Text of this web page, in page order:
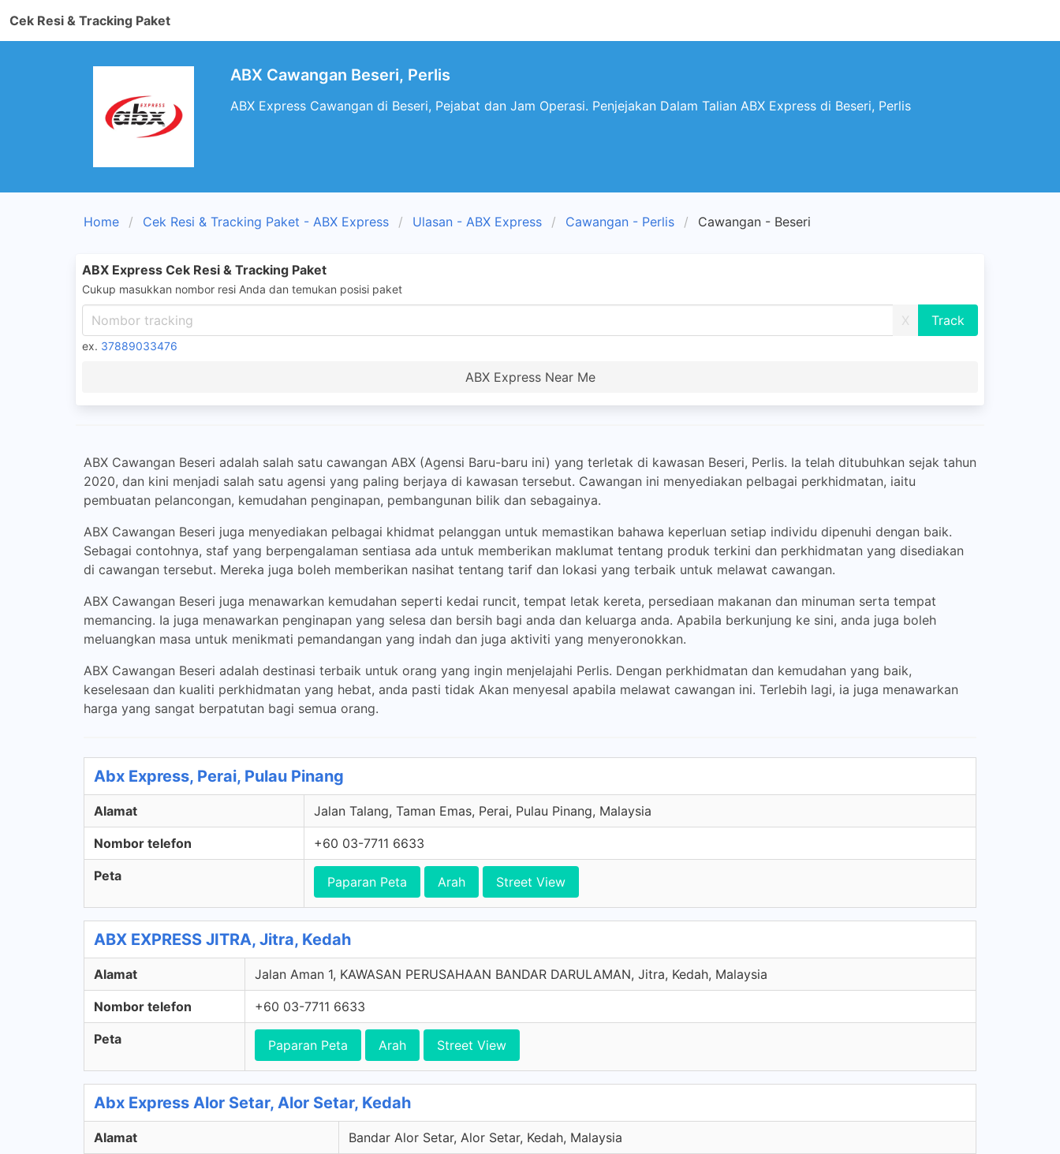
Cek Resi & Tracking Paket
ABX Cawangan Beseri, Perlis
ABX Express Cawangan di Beseri, Pejabat dan Jam Operasi. Penjejakan Dalam Talian ABX Express di Beseri, Perlis
Home Cek Resi & Tracking Paket - ABX Express Ulasan - ABX Express Cawangan - Perlis Cawangan - Beseri
ABX Express Cek Resi & Tracking Paket
Cukup masukkan nombor resi Anda dan temukan posisi paket
X
ex. 37889033476
ABX Express Near Me
ABX Cawangan Beseri adalah salah satu cawangan ABX (Agensi Baru-baru ini) yang terletak di kawasan Beseri, Perlis. Ia telah ditubuhkan sejak tahun
2020, dan kini menjadi salah satu agensi yang paling berjaya di kawasan tersebut. Cawangan ini menyediakan pelbagai perkhidmatan, iaitu
pembuatan pelancongan, kemudahan penginapan, pembangunan bilik dan sebagainya.
ABX Cawangan Beseri juga menyediakan pelbagai khidmat pelanggan untuk memastikan bahawa keperluan setiap individu dipenuhi dengan baik.
Sebagai contohnya, staf yang berpengalaman sentiasa ada untuk memberikan maklumat tentang produk terkini dan perkhidmatan yang disediakan
di cawangan tersebut. Mereka juga boleh memberikan nasihat tentang tarif dan lokasi yang terbaik untuk melawat cawangan.
ABX Cawangan Beseri juga menawarkan kemudahan seperti kedai runcit, tempat letak kereta, persediaan makanan dan minuman serta tempat
memancing. Ia juga menawarkan penginapan yang selesa dan bersih bagi anda dan keluarga anda. Apabila berkunjung ke sini, anda juga boleh
meluangkan masa untuk menikmati pemandangan yang indah dan juga aktiviti yang menyeronokkan.
ABX Cawangan Beseri adalah destinasi terbaik untuk orang yang ingin menjelajahi Perlis. Dengan perkhidmatan dan kemudahan yang baik,
keselesaan dan kualiti perkhidmatan yang hebat, anda pasti tidak Akan menyesal apabila melawat cawangan ini. Terlebih lagi, ia juga menawarkan
harga yang sangat berpatutan bagi semua orang.
Abx Express, Perai, Pulau Pinang
Alamat Jalan Talang, Taman Emas, Perai, Pulau Pinang, Malaysia
Nombor telefon +60 03-7711 6633
Peta Paparan Peta Arah Street View
ABX EXPRESS JITRA, Jitra, Kedah
Alamat Jalan Aman 1, KAWASAN PERUSAHAAN BANDAR DARULAMAN, Jitra, Kedah, Malaysia
Nombor telefon +60 03-7711 6633
Peta Paparan Peta Arah Street View
Abx Express Alor Setar, Alor Setar, Kedah
Alamat Bandar Alor Setar, Alor Setar, Kedah, Malaysia